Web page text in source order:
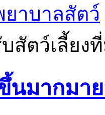
ยาบาลสัตว์
สัตว์เลี้ยง
นมากมา